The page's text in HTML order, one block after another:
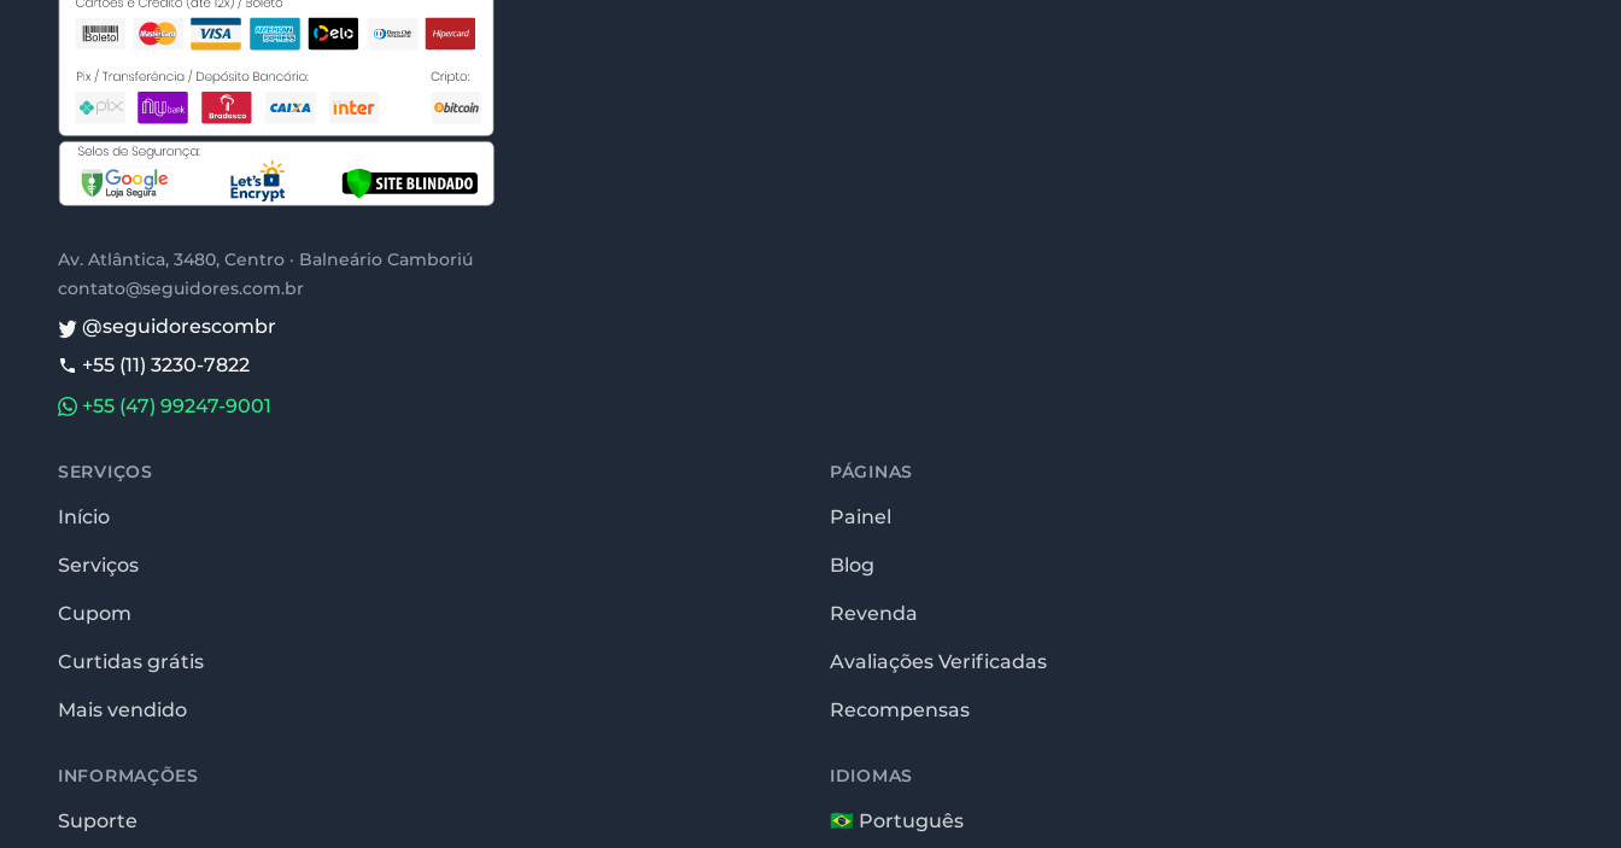
Av. Atlântica, 3480, Centro · Balneário Camboriú
contato@seguidores.com.br
@seguidorescombr
+55 (11) 3230-7822
+55 (47) 99247-9001
SERVIÇOS
Início
Serviços
Cupom
Curtidas grátis
Mais vendido
PÁGINAS
Painel
Blog
Revenda
Avaliações Verificadas
Recompensas
INFORMAÇÕES
Suporte
IDIOMAS
🇧🇷 Português